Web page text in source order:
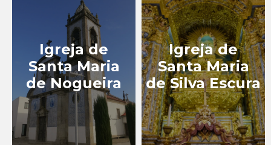
Igreja de
Santa Maria
de Nogueira
Igreja de
Santa Maria
de Silva Escura